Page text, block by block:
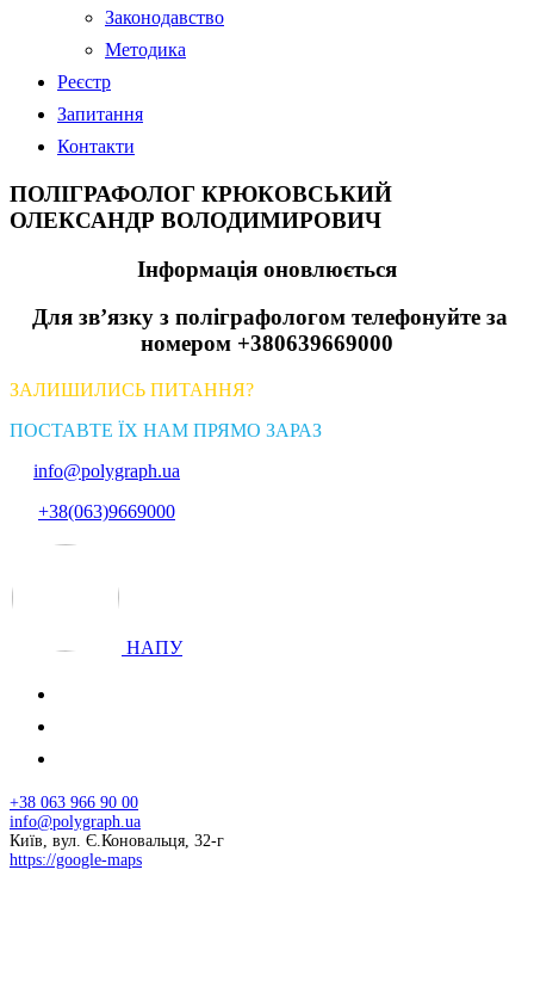
Законодавство
Методика
Реєстр
Запитання
Контакти
ПОЛІГРАФОЛОГ КРЮКОВСЬКИЙ
ОЛЕКСАНДР ВОЛОДИМИРОВИЧ
Інформація оновлюється
Для зв’язку з поліграфологом телефонуйте за
номером +380639669000
ЗАЛИШИЛИСЬ ПИТАННЯ?
ПОСТАВТЕ ЇХ НАМ ПРЯМО ЗАРАЗ
info@polygraph.ua
+38(063)9669000
НАПУ
+38 063 966 90 00
info@polygraph.ua
Київ, вул. Є.Коновальця, 32-г
https://google-maps